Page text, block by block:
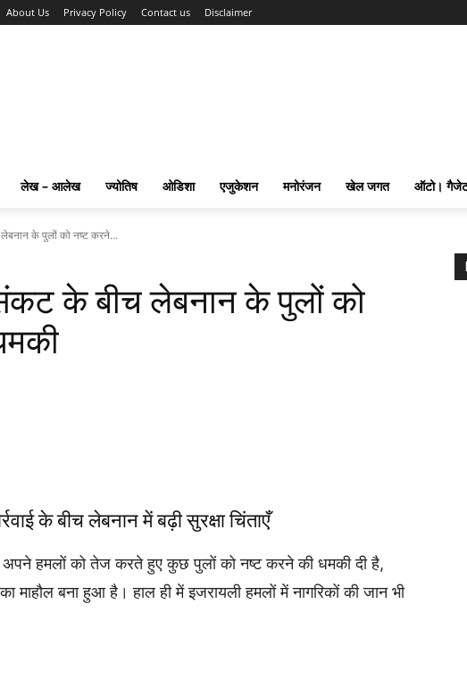
About Us Privacy Policy Contact us Disclaimer
लेख – आलेख ज्योतिष ओडिशा एजुकेशन मनोरंजन खेल जगत ऑटो।
के पुलों को नष्ट करने...
के बीच लेबनान के पुलों को
के बीच लेबनान में बढ़ी सुरक्षा चिंताएँ
अपने हमलों को तेज करते हुए कुछ पुलों को नष्ट करने की धमकी दी है,
माहौल बना हुआ है। हाल ही में इजरायली हमलों में नागरिकों की जान भी